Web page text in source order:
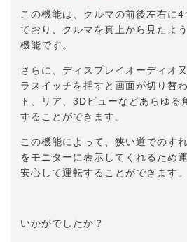
この機能は、クルマの前後左右に
ており、クルマを真上から見たよ
機能です。
さらに、ディスプレイオーディオ
ラスイッチを押すと画面が切り替
ト、リア、3Dビューなどあらゆる
することができます。
この機能によって、狭い道でのす
をモニターに表示してくれるため
安心して運転することができます。
いかがでしたか？